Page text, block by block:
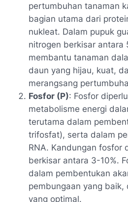
pertumbuhan tanaman
bagian utama dari
nukleat. Dalam pupuk
nitrogen berkisar antara
membantu tanaman
daun yang hijau, kuat,
merangsang
Fosfor (P): Fosfor
metabolisme energi
terutama dalam
trifosfat), serta dalam
RNA. Kandungan fosfor
berkisar antara 3-10%.
dalam pembentukan
pembungaan yang baik,
yang optimal.